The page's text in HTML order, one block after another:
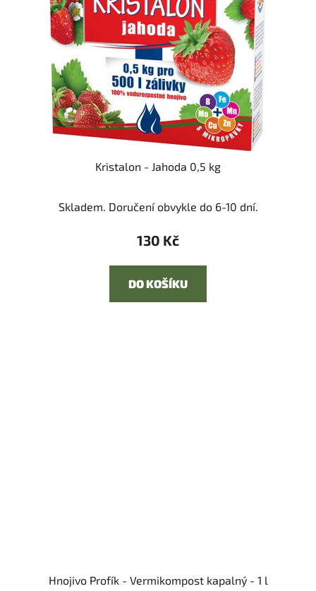
Kristalon - Jahoda 0,5 kg
Skladem. Doručení obvykle do 6-10 dní.
130 Kč
DO KOŠÍKU
Hnojivo Profík - Vermikompost kapalný - 1 l